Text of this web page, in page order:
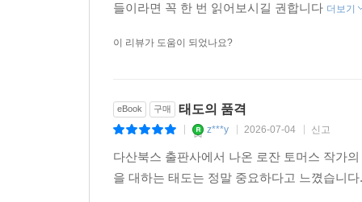
들이라면 꼭 한 번 읽어보시길 권합니다 더보기
이 리뷰가 도움이 되었나요?
eBook 구매 태도의 품격
z***y 2026-07-04 신고
다산북스 출판사에서 나온 로잔 토머스 작가
을 대하는 태도는 정말 중요하다고 느꼈습니